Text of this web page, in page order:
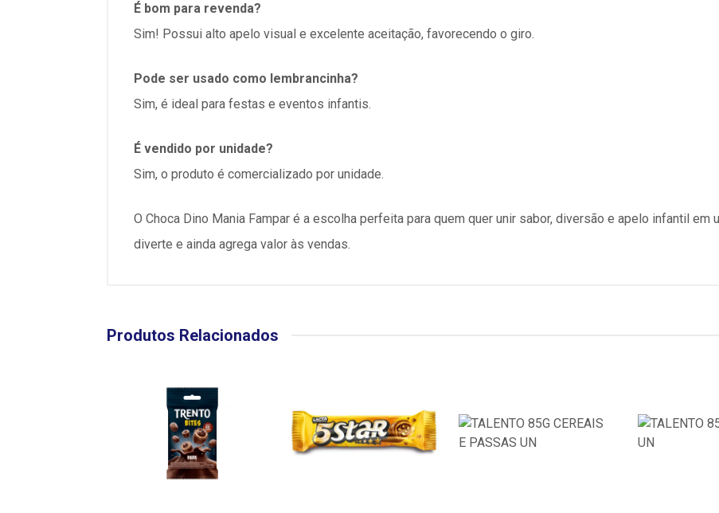
É bom para revenda?
Sim! Possui alto apelo visual e excelente aceitação, favorecendo o giro.
Pode ser usado como lembrancinha?
Sim, é ideal para festas e eventos infantis.
É vendido por unidade?
Sim, o produto é comercializado por unidade.
O Choca Dino Mania Fampar é a escolha perfeita para quem quer unir sabor, diversão e apelo infantil em
diverte e ainda agrega valor às vendas.
Produtos Relacionados